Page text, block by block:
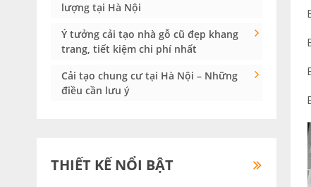
lượng tại Hà Nội
Ý tưởng cải tạo nhà gỗ cũ đẹp khang
trang, tiết kiệm chi phí nhất
Cải tạo chung cư tại Hà Nội – Những
điều cần lưu ý
THIẾT KẾ NỔI BẬT